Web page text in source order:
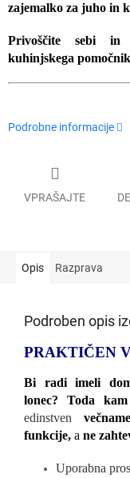
zajemalko za juho in
Privoščite sebi in
kuhinjskega
Podrobne informacije
VPRAŠAJTE
Opis Razprava
Podroben opis
PRAKTIČEN
Bi radi imeli
lonec? Toda
edinstven
funkcije, a ne
Uporabna